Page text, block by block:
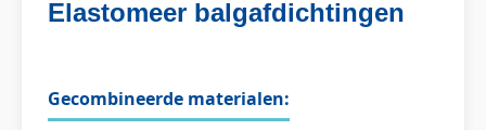
Elastomeer balgafdichtingen
Gecombineerde materialen: